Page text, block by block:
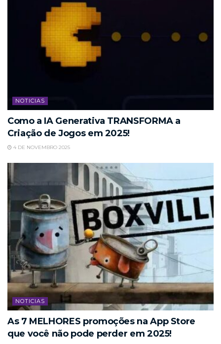
NOTICIAS
Como a IA Generativa TRANSFORMA a
Criação de Jogos em 2025!
4 DE NOVEMBRO 2025
NOTICIAS
As 7 MELHORES promoções na App Store
que você não pode perder em 2025!